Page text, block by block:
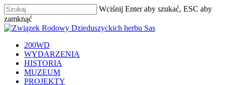
Skip
to
main
Wciśnij Enter aby szukać, ESC aby
zamknąć
Zamknij
szukaj
Menu
200WD
WYDARZENIA
HISTORIA
MUZEUM
PROJEKTY